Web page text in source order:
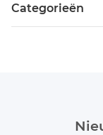
Categorieën